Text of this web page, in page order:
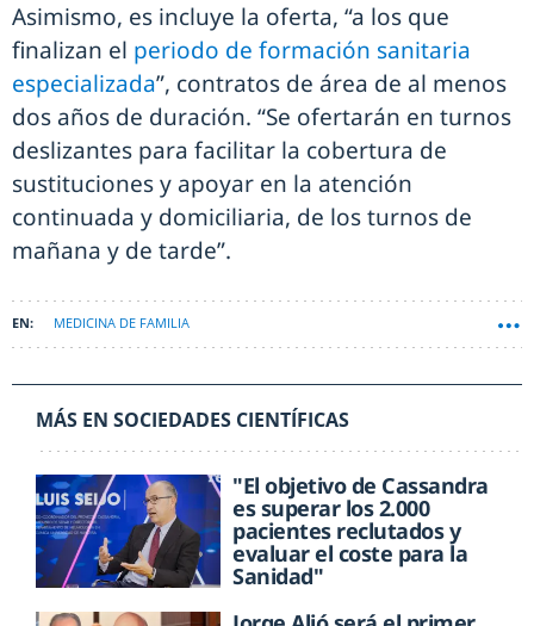
Asimismo, es incluye la oferta, “a los que
finalizan el periodo de formación sanitaria
especializada”, contratos de área de al menos
dos años de duración. “Se ofertarán en turnos
deslizantes para facilitar la cobertura de
sustituciones y apoyar en la atención
continuada y domiciliaria, de los turnos de
mañana y de tarde”.
MEDICINA DE FAMILIA
MÁS EN SOCIEDADES CIENTÍFICAS
"El objetivo de Cassandra
es superar los 2.000
pacientes reclutados y
evaluar el coste para la
Sanidad"